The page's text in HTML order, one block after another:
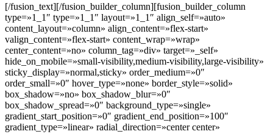
[/fusion_text][/fusion_builder_column][fusion_builder_column
type=»1_1″ type=»1_1″ layout=»1_1″ align_self=»auto»
content_layout=»column» align_content=»flex-start»
valign_content=»flex-start» content_wrap=»wrap»
center_content=»no» column_tag=»div» target=»_self»
hide_on_mobile=»small-visibility,medium-visibility,large-visibility»
sticky_display=»normal,sticky» order_medium=»0″
order_small=»0″ hover_type=»none» border_style=»solid»
box_shadow=»no» box_shadow_blur=»0″
box_shadow_spread=»0″ background_type=»single»
gradient_start_position=»0″ gradient_end_position=»100″
gradient_type=»linear» radial_direction=»center center»